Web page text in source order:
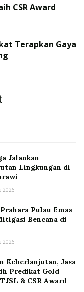
CSR Award
Terapkan Gaya
Jalankan
Lingkungan di
2026
Pulau Emas
Bencana di
2026
Keberlanjutan, Jasa
Predikat Gold
& CSR Award